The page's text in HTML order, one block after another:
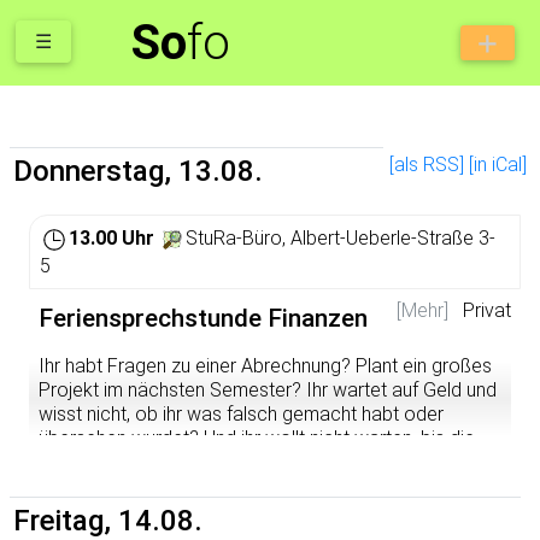
Sofo
☰
[als RSS] [in iCal]
Donnerstag, 13.08.
13.00 Uhr
StuRa-Büro, Albert-Ueberle-Straße 3-
5
[Mehr]
Privat
Feriensprechstunde Finanzen
Ihr habt Fragen zu einer Abrechnung? Plant ein großes
Projekt im nächsten Semester? Ihr wartet auf Geld und
wisst nicht, ob ihr was falsch gemacht habt oder
übersehen wurdet? Und ihr wollt nicht warten, bis die
Dann kommt doch in unsere Feriensprechstunde:
Freitag, 14.08.